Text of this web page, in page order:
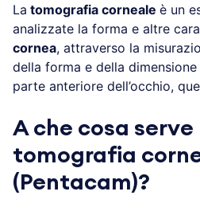
La tomografia corneale è un
analizzate la forma e altre
cornea, attraverso la
della forma e della
parte anteriore dell’occhio,
A che cosa serve
tomografia
(Pentacam)?